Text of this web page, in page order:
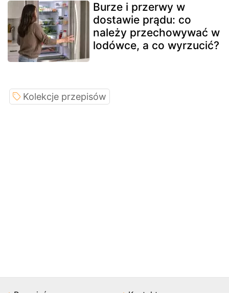
Burze i przerwy w
dostawie prądu: co
należy przechowywać w
lodówce, a co wyrzucić?
Kolekcje przepisów